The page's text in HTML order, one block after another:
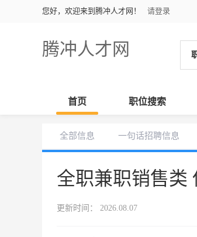
您好，欢迎来到腾冲人才网！ 请登录
腾冲人才网
首页 职位搜索
全部信息 一句话招聘信息
全职兼职销售类
更新时间： 2026.08.07